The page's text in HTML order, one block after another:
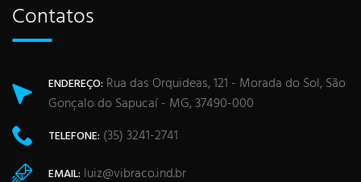
Contatos
ENDEREÇO: Rua das Orquideas, 121 - Morada do Sol, São
Gonçalo do Sapucaí - MG, 37490-000
TELEFONE: (35) 3241-2741
EMAIL: luiz@vibraco.ind.br